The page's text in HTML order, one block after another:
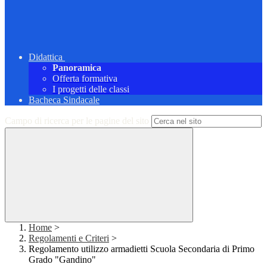
Didattica
Panoramica
Offerta formativa
I progetti delle classi
Bacheca Sindacale
Campo di ricerca per le pagine del sito
Home >
Regolamenti e Criteri >
Regolamento utilizzo armadietti Scuola Secondaria di Primo
Grado "Gandino"